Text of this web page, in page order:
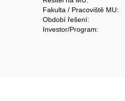
Fakulta / Pracoviště MU:
Období řešení:
Investor/Program: